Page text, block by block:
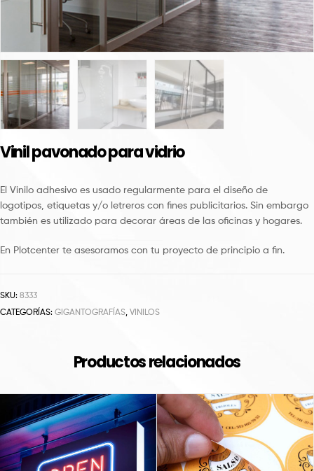
Vinil pavonado para vidrio
El Vinilo adhesivo es usado regularmente para el diseño de
logotipos, etiquetas y/o letreros con fines publicitarios. Sin embargo
también es utilizado para decorar áreas de las oficinas y hogares.
En Plotcenter te asesoramos con tu proyecto de principio a fin.
SKU: 8333
CATEGORÍAS: GIGANTOGRAFÍAS, VINILOS
Productos relacionados